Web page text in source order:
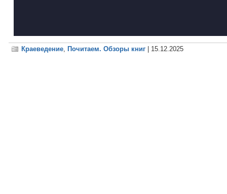
Краеведение, Почитаем. Обзоры книг | 15.12.2025